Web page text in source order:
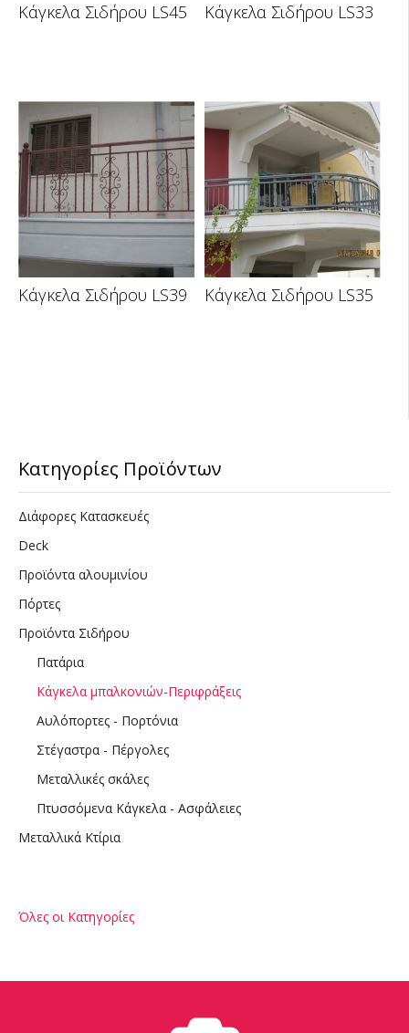
Κάγκελα Σιδήρου LS45 Κάγκελα Σιδήρου LS33
Κάγκελα Σιδήρου LS39 Κάγκελα Σιδήρου LS35
Κατηγορίες Προϊόντων
Διάφορες Κατασκευές
Deck
Προϊόντα αλουμινίου
Πόρτες
Προϊόντα Σιδήρου
Πατάρια
Κάγκελα μπαλκονιών-Περιφράξεις
Αυλόπορτες - Πορτόνια
Στέγαστρα - Πέργολες
Μεταλλικές σκάλες
Πτυσσόμενα Κάγκελα - Ασφάλειες
Μεταλλικά Κτίρια
Όλες οι Κατηγορίες